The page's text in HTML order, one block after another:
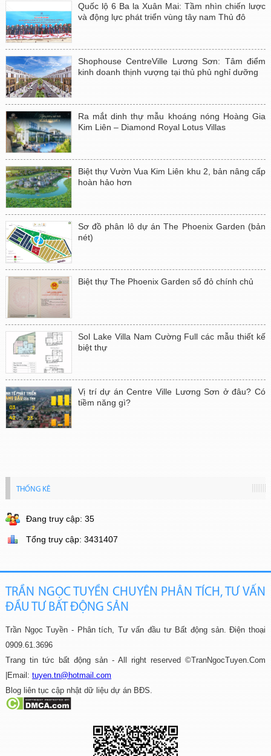
Quốc lộ 6 Ba la Xuân Mai: Tầm nhìn chiến lược
và động lực phát triển vùng tây nam Thủ đô
Shophouse CentreVille Lương Sơn: Tâm điểm
kinh doanh thịnh vượng tại thủ phủ nghỉ dưỡng
Ra mắt dinh thự mẫu khoáng nóng Hoàng Gia
Kim Liên – Diamond Royal Lotus Villas
Biệt thự Vườn Vua Kim Liên khu 2, bản nâng cấp
hoàn hảo hơn
Sơ đồ phân lô dự án The Phoenix Garden (bản
nét)
Biệt thự The Phoenix Garden sổ đỏ chính chủ
Sol Lake Villa Nam Cường Full các mẫu thiết kế
biệt thự
Vị trí dự án Centre Ville Lương Sơn ở đâu? Có
tiềm năng gì?
THỐNG KÊ
Đang truy cập: 35
Tổng truy cập: 3431407
TRẦN NGỌC TUYỀN CHUYÊN PHÂN TÍCH, TƯ VẤN
ĐẦU TƯ BẤT ĐỘNG SẢN
Trần Ngọc Tuyền - Phân tích, Tư vấn đầu tư Bất động sản. Điện thoại
0909.61.3696
Trang tin tức bất động sản - All right reserved ©TranNgocTuyen.Com
|Email: tuyen.tn@hotmail.com
Blog liên tục cập nhật dữ liệu dự án BĐS.